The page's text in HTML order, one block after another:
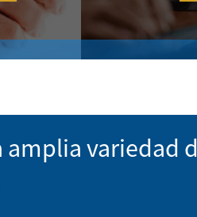
amplia variedad